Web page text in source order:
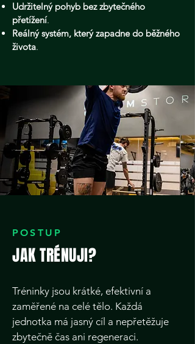
Udržitelný pohyb bez zbytečného
přetížení.
Reálný systém, který zapadne do běžného
života.
POSTUP
JAK TRÉNUJI?
Tréninky jsou krátké, efektivní a
zaměřené na celé tělo. Každá
jednotka má jasný cíl a nepřetěžuje
zbytečně čas ani regeneraci.